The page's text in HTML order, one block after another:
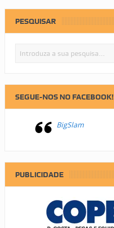
PESQUISAR
SEGUE-NOS NO FACEBOOK!
BigSlam
PUBLICIDADE